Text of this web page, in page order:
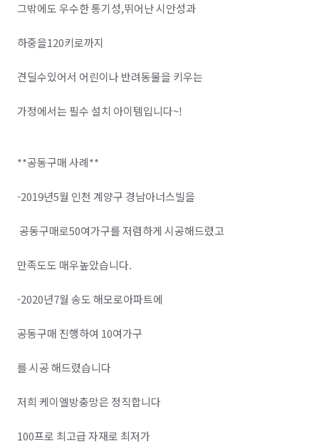
그밖에도 우수한 통기성,뛰어난 시안성과
하중을120키로까지
견딜수있어서 어린이나 반려동물을 키우는
가정에서는 필수 설치 아이템입니다~!
**공동구매 사례**
-2019년5월 인천 계양구 경남아너스빌을
공동구매로50여가구를 저렴하게 시공해드렸고
만족도도 매우높았습니다.
-2020년7월 송도 해모로아파트에
공동구매 진행하여 10여가구
를 시공 해드렸습니다
저희 케이엘방충망은 정직합니다
100프로 최고급 자재로 최저가